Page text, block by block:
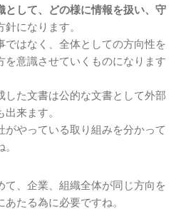
として、どの様に情報を扱い、守
になります。
はなく、全体としての方向性を
意識させていくものになります
した文書は公的な文書として外部
来ます。
やっている取り組みを分かって
、企業、組織全体が同じ方向を
たる為に必要ですね。